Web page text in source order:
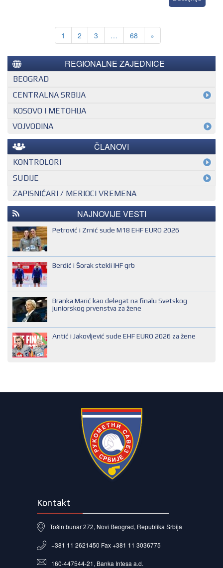
1 2 3 … 68 »
REGIONALNE ZAJEDNICE
BEOGRAD
CENTRALNA SRBIJA
KOSOVO I METOHIJA
VOJVODINA
ČLANOVI
KONTROLORI
MEĐUNARODNI KONTROLOR
NACIONALNI KONTROLOR
REGIONALNI KONTROLOR
SUDIJE
EHF SUDIJA
IHF SUDIJA
MLADI EVROPSKI SUDIJA
NACIONALNI SUDIJA
REGIONALNI SUDIJA
SUDIJA DRUGE KATEGORIJE
SUDIJA OMLADINAC
SUDIJA PRVE KATEGORIJE
ZAPISNIČARI / MERIOCI VREMENA
NAJNOVIJE VESTI
Petrović i Zrnić sude M18 EHF EURO 2026
Berdić i Šorak stekli IHF grb
Branka Marić kao delegat na finalu Svetskog
juniorskog prvenstva za žene
Antić i Jakovljević sude EHF EURO 2026 za žene
Kontakt
Tošin bunar 272, Novi Beograd, Republika Srbija
+381 11 2621450 Fax +381 11 3036775
160-447544-21, Banka Intesa a.d.